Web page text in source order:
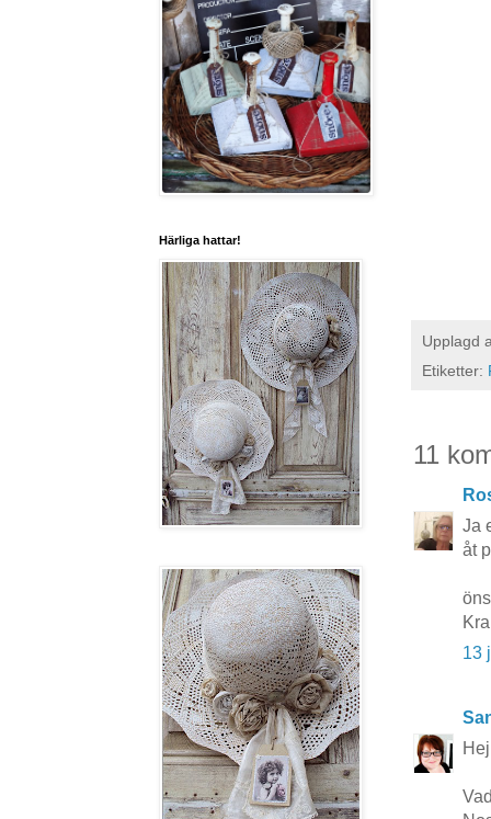
Upplagd
Etiketter:
11
Ja
åt
13
Härliga hattar!